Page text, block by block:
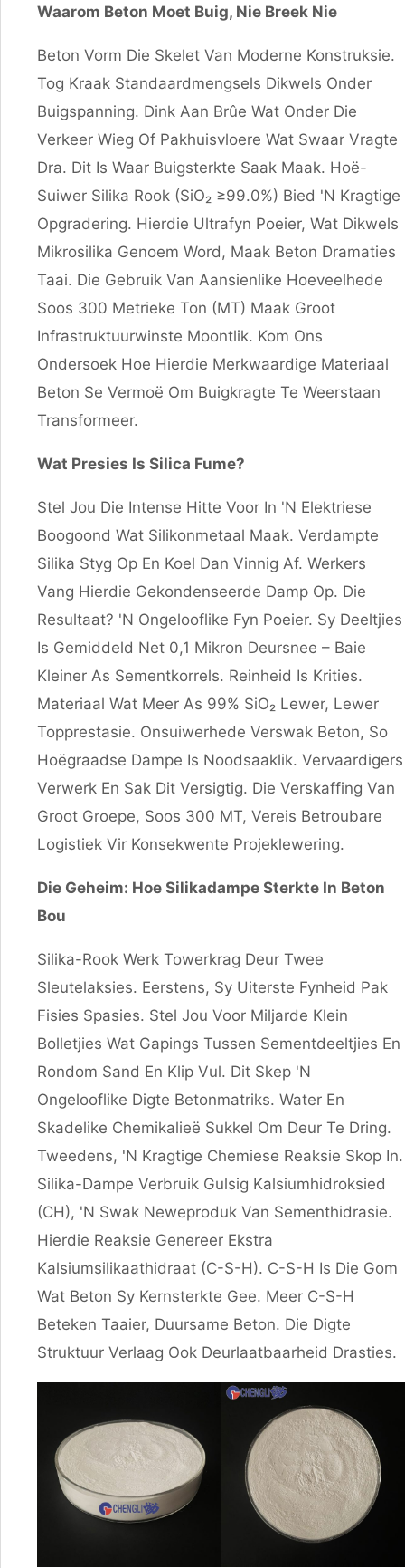
Waarom Beton Moet Buig, Nie Breek Nie
Beton Vorm Die Skelet Van Moderne Konstruksie.
Tog Kraak Standaardmengsels Dikwels Onder
Buigspanning. Dink Aan Brûe Wat Onder Die
Verkeer Wieg Of Pakhuisvloere Wat Swaar Vragte
Dra. Dit Is Waar Buigsterkte Saak Maak. Hoë-
Suiwer Silika Rook (SiO₂ ≥99.0%) Bied 'n Kragtige
Opgradering. Hierdie Ultrafyn Poeier, Wat Dikwels
Mikrosilika Genoem Word, Maak Beton Dramaties
Taai. Die Gebruik Van Aansienlike Hoeveelhede
Soos 300 Metrieke Ton (MT) Maak Groot
Infrastruktuurwinste Moontlik. Kom Ons
Ondersoek Hoe Hierdie Merkwaardige Materiaal
Beton Se Vermoë Om Buigkragte Te Weerstaan ​​
Transformeer.
Wat Presies Is Silica Fume?
Stel Jou Die Intense Hitte Voor In 'n Elektriese
Boogoond Wat Silikonmetaal Maak. Verdampte
Silika Styg Op En Koel Dan Vinnig Af. Werkers
Vang Hierdie Gekondenseerde Damp Op. Die
Resultaat? 'n Ongelooflike Fyn Poeier. Sy Deeltjies
Is Gemiddeld Net 0,1 Mikron Deursnee – Baie
Kleiner As Sementkorrels. Reinheid Is Krities.
Materiaal Wat Meer As 99% SiO₂ Lewer, Lewer
Topprestasie. Onsuiwerhede Verswak Beton, So
Hoëgraadse Dampe Is Noodsaaklik. Vervaardigers
Verwerk En Sak Dit Versigtig. Die Verskaffing Van
Groot Groepe, Soos 300 MT, Vereis Betroubare
Logistiek Vir Konsekwente Projeklewering.
Die Geheim: Hoe Silikadampe Sterkte In Beton
Bou
Silika-Rook Werk Towerkrag Deur Twee
Sleutelaksies. Eerstens, Sy Uiterste Fynheid Pak
Fisies Spasies. Stel Jou Voor Miljarde Klein
Bolletjies Wat Gapings Tussen Sementdeeltjies En
Rondom Sand En Klip Vul. Dit Skep 'n
Ongelooflike Digte Betonmatriks. Water En
Skadelike Chemikalieë Sukkel Om Deur Te Dring.
Tweedens, 'n Kragtige Chemiese Reaksie Skop In.
Silika-Dampe Verbruik Gulsig Kalsiumhidroksied
(CH), 'n Swak Neweproduk Van Sementhidrasie.
Hierdie Reaksie Genereer Ekstra
Kalsiumsilikaathidraat (C-S-H). C-S-H Is Die Gom
Wat Beton Sy Kernsterkte Gee. Meer C-S-H
Beteken Taaier, Duursame Beton. Die Digte
Struktuur Verlaag Ook Deurlaatbaarheid Drasties.